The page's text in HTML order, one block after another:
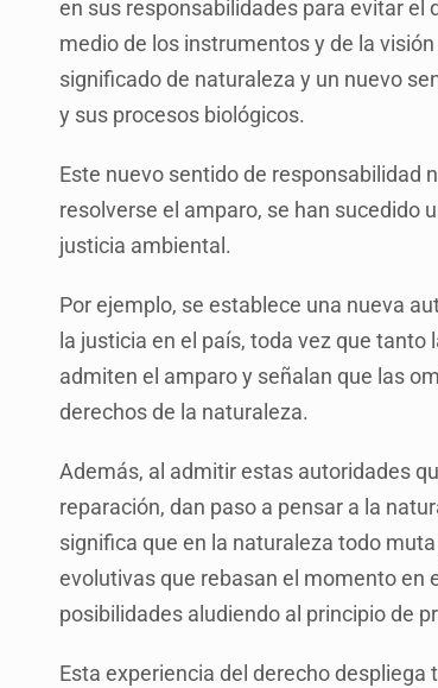
en sus responsabilidades para evitar el
medio de los instrumentos y de la
significado de naturaleza y un nuevo
y sus procesos biológicos.
Este nuevo sentido de responsabilidad
resolverse el amparo, se han sucedido
justicia ambiental.
Por ejemplo, se establece una nueva
la justicia en el país, toda vez que
admiten el amparo y señalan que las
derechos de la naturaleza.
Además, al admitir estas autoridades
reparación, dan paso a pensar a la
significa que en la naturaleza todo
evolutivas que rebasan el momento en
posibilidades aludiendo al principio de
Esta experiencia del derecho